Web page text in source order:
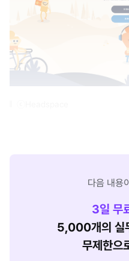
다음 내용
3일 무
5,000개의 실
무제한으